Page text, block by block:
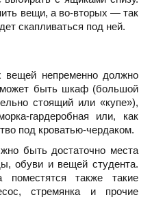
вещи, а во-вторых — так
скапливаться под ней.
вещей непременно должно
быть шкаф (большой
стоящий или «купе»),
гардеробная или, как
под кроватью-чердаком.
быть достаточно места
обуви и вещей студента.
также такие
стремянка и прочие